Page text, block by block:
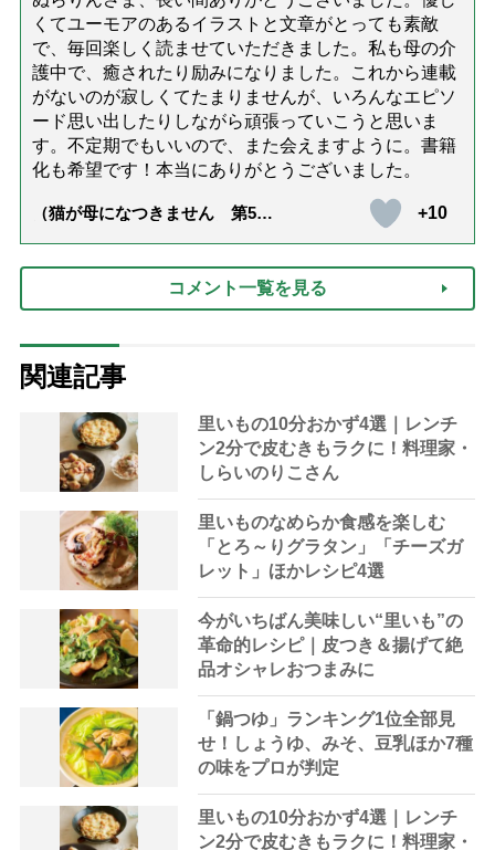
くてユーモアのあるイラストと文章がとっても素敵
で、毎回楽しく読ませていただきました。私も母の介
護中で、癒されたり励みになりました。これから連載
がないのが寂しくてたまりませんが、いろんなエピソ
ード思い出したりしながら頑張っていこうと思いま
す。不定期でもいいので、また会えますように。書籍
化も希望です！本当にありがとうございました。
（猫が母になつきません 第500
+10
コメント一覧を見る
関連記事
里いもの10分おかず4選｜レンチ
ン2分で皮むきもラクに！料理家・
しらいのりこさん
里いものなめらか食感を楽しむ
「とろ～りグラタン」「チーズガ
レット」ほかレシピ4選
今がいちばん美味しい“里いも”の
革命的レシピ｜皮つき＆揚げて絶
品オシャレおつまみに
「鍋つゆ」ランキング1位全部見
せ！しょうゆ、みそ、豆乳ほか7種
の味をプロが判定
里いもの10分おかず4選｜レンチ
ン2分で皮むきもラクに！料理家・